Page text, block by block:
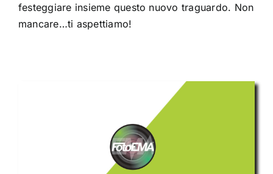
festeggiare insieme questo nuovo traguardo. Non
mancare…ti aspettiamo!